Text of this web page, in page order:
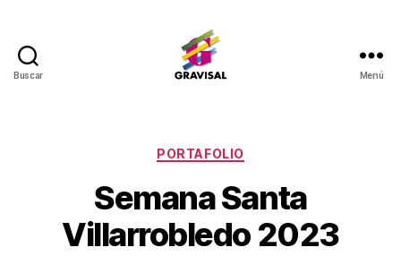
Buscar Menú
Categorías
PORTAFOLIO
Semana Santa
Villarrobledo 2023